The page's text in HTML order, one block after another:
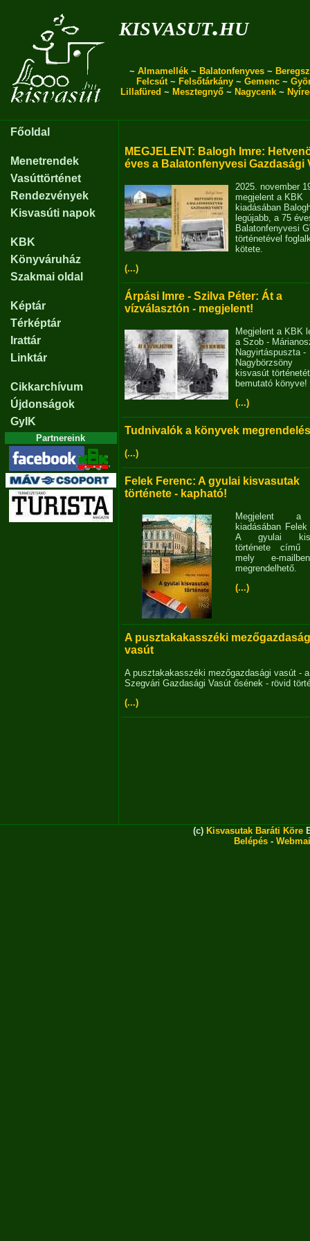
kisvasut.hu
~ Almamellék ~ Balatonfenyves ~
Felcsút~ Felsőtárkány ~ Gemenc ~
Lillafüred ~ Mesztegnyő ~ Nagycenk ~
Főoldal
Menetrendek
Vasúttörténet
Rendezvények
Kisvasúti napok
KBK
Könyváruház
Szakmai oldal
Képtár
Térképtár
Irattár
Linktár
Cikkarchívum
Újdonságok
GyIK
Partnereink
MEGJELENT: Balogh Imre:
éves a Balatonfenyvesi Gazdasági
2025. november
megjelent a KBK
kiadásában
legújabb, a 75
Balatonfenyvesi
történetével
kötete.
(...)
Árpási Imre - Szilva Péter: Át a
vízválasztón - megjelent!
Megjelent a KBK
a Szob -
Nagyirtáspuszta -
Nagybörzsöny
kisvasút történetét
bemutató könyve!
(...)
Tudnivalók a könyvek
(...)
Felek Ferenc: A gyulai kisvasutak
története - kapható!
Megjelent
kiadásában
A gyulai
története című
mely e-
megrendelhető.
(...)
A pusztakakasszéki
vasút
A pusztakakasszéki mezőgazdasági vasút - a
Szegvári Gazdasági Vasút ősének - rövid
(...)
(c) Kisvasutak Baráti Köre
Belépés -